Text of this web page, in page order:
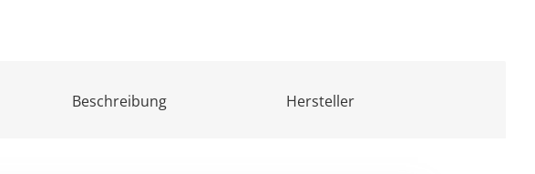
Beschreibung Hersteller